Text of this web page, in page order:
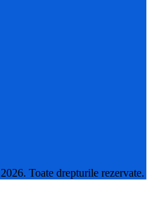
Toate drepturile rezervate.